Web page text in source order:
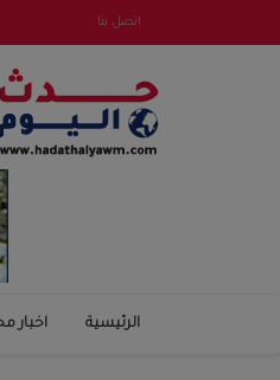
اتصل بنا
الرئيسية اخبار